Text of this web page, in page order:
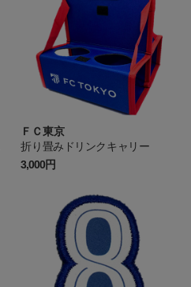
ＦＣ東京
折り畳みドリンクキャリー
3,000円